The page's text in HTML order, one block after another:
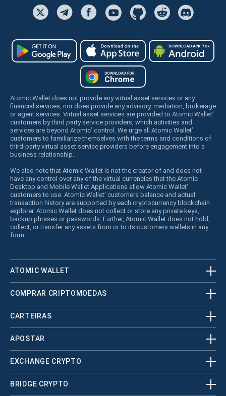
Atomic Wallet does not provide any virtual asset services or any
financial services, nor does provide any advisory, mediation, brokerage
or agent services. Virtual asset services are provided to Atomic Wallet’
customers by third party service providers, which activities and
services are beyond Atomic’ control. We urge all Atomic Wallet’
customers to familiarize themselves with the terms and conditions of
third-party virtual asset service providers before engagement into a
business relationship.
We also note that Atomic Wallet is not the creator of and does not
have any control over any of the virtual currencies that the Atomic
Desktop and Mobile Wallet Applications allow Atomic Wallet’
customers to use. Atomic Wallet’ customers balance and actual
transaction history are supported by each cryptocurrency blockchain
explorer. Atomic Wallet does not collect or store any private keys,
backup phrases or passwords. Further, Atomic Wallet does not hold,
collect, or transfer any assets from or to its customers wallets in any
form.
ATOMIC WALLET
COMPRAR CRIPTOMOEDAS
CARTEIRAS
APOSTAR
EXCHANGE CRYPTO
BRIDGE CRYPTO